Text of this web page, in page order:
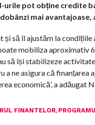
pot obține credite
mai
să îl ajustăm la
mobiliza aproximativ
să își stabilizeze
ne asigura că finanțarea
economică’, a adăugat
FINANTELOR,